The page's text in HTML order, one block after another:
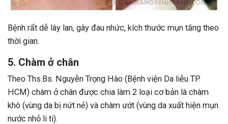
Bệnh rất dễ lây lan, gây đau nhức, kích thước mụn tăng theo
thời gian.
5. Chàm ở chân
Theo Ths.Bs. Nguyễn Trọng Hào (Bệnh viện Da liễu TP.
HCM) chàm ở chân được chia làm 2 loại cơ bản là chàm
khô (vùng da bị nứt nẻ) và chàm ướt (vùng da xuất hiện mụn
nước nhỏ li ti).